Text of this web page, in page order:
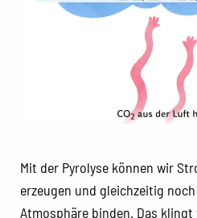
Mit der Pyrolyse können wir
erzeugen und gleichzeitig noch
Atmosphäre binden. Das